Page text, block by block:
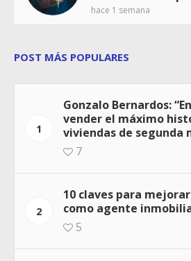
hace 1 semana
POST MÁS POPULARES
1
Gonzalo Bernardos:
vender el máximo
viviendas de segunda
7
2
10 claves para
como agente
5